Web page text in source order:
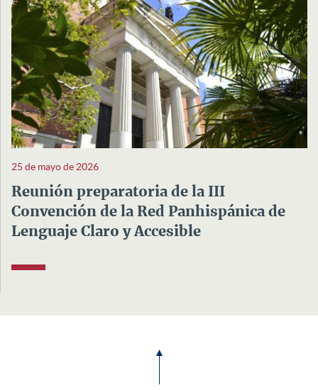
25 de mayo de 2026
Reunión preparatoria de la III
Convención de la Red Panhispánica de
Lenguaje Claro y Accesible